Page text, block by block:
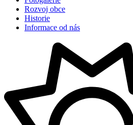
Rozvoj obce
Historie
Informace od nás